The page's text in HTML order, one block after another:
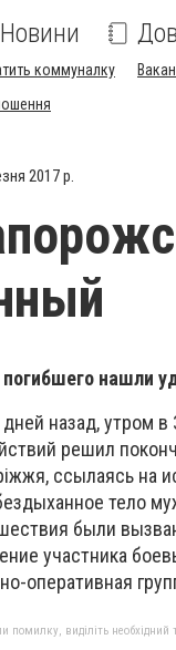
Новини
коммуналку
2017 р.
нашли
дней назад, утром
решил
ссылаясь на
тело
были
участника
оперативная
помилку, виділіть необхідний